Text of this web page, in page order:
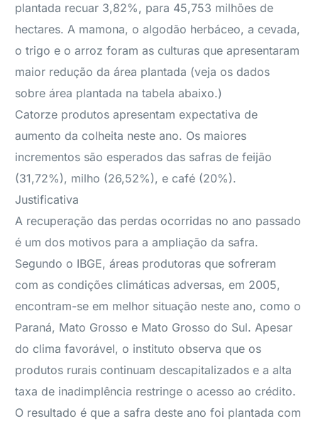
plantada recuar 3,82%, para 45,753 milhões de
hectares. A mamona, o algodão herbáceo, a cevada,
o trigo e o arroz foram as culturas que apresentaram
maior redução da área plantada (veja os dados
sobre área plantada na tabela abaixo.)
Catorze produtos apresentam expectativa de
aumento da colheita neste ano. Os maiores
incrementos são esperados das safras de feijão
(31,72%), milho (26,52%), e café (20%).
Justificativa
A recuperação das perdas ocorridas no ano passado
é um dos motivos para a ampliação da safra.
Segundo o IBGE, áreas produtoras que sofreram
com as condições climáticas adversas, em 2005,
encontram-se em melhor situação neste ano, como o
Paraná, Mato Grosso e Mato Grosso do Sul. Apesar
do clima favorável, o instituto observa que os
produtos rurais continuam descapitalizados e a alta
taxa de inadimplência restringe o acesso ao crédito.
O resultado é que a safra deste ano foi plantada com